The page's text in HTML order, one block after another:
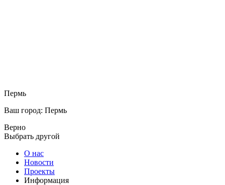
Пермь
Ваш город: Пермь
Верно
Выбрать другой
О нас
Новости
Проекты
Информация